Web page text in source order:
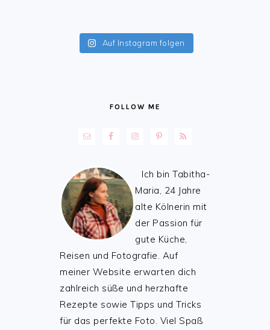
Auf Instagram folgen
FOLLOW ME
Ich bin Tabitha-
Maria, 24 Jahre
alte Kölnerin mit
der Passion für
gute Küche,
Reisen und Fotografie. Auf
meiner Website erwarten dich
zahlreich süße und herzhafte
Rezepte sowie Tipps und Tricks
für das perfekte Foto. Viel Spaß